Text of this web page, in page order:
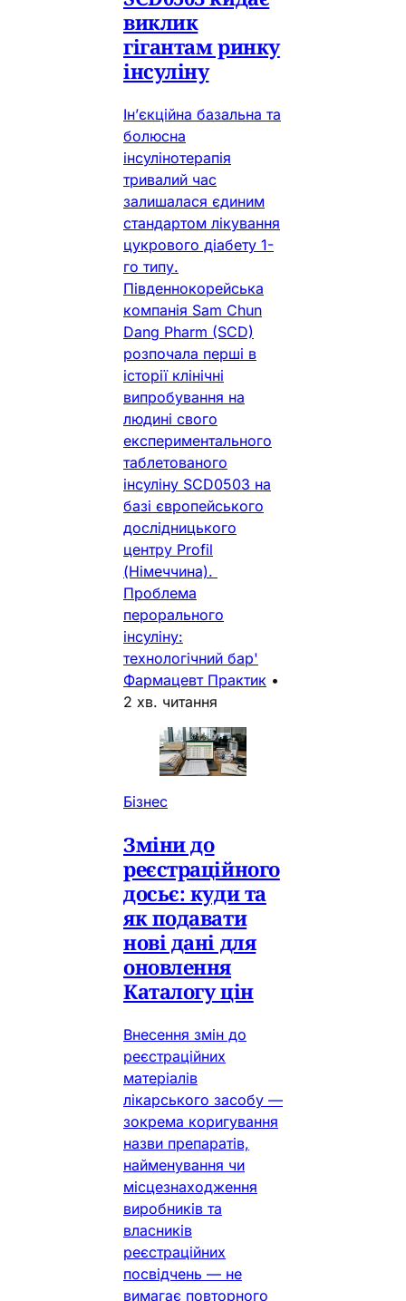
виклик
гігантам ринку
інсуліну
Ін’єкційна базальна та
болюсна
інсулінотерапія
тривалий час
залишалася єдиним
стандартом лікування
цукрового діабету 1-
го типу.
Південнокорейська
компанія Sam Chun
Dang Pharm (SCD)
розпочала перші в
історії клінічні
випробування на
людині свого
експериментального
таблетованого
інсуліну SCD0503 на
базі європейського
дослідницького
центру Profil
(Німеччина).
Проблема
перорального
інсуліну:
технологічний бар'
Фармацевт Практик •
2 хв. читання
Бізнес
Зміни до
реєстраційного
досьє: куди та
як подавати
нові дані для
оновлення
Каталогу цін
Внесення змін до
реєстраційних
матеріалів
лікарського засобу —
зокрема коригування
назви препаратів,
найменування чи
місцезнаходження
виробників та
власників
реєстраційних
посвідчень — не
вимагає повторного